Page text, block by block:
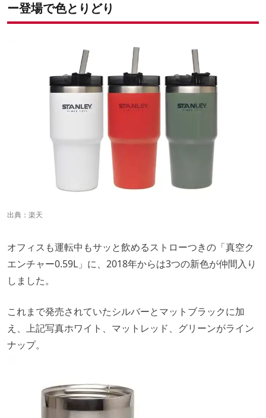
ー登場で色とりどり
出典： 楽天
オフィスも運転中もサッと飲めるストローつきの「真空ク
エンチャー0.59L」に、2018年からは3つの新色が仲間入り
しました。
これまで発売されていたシルバーとマットブラックに加
え、上記写真ホワイト、マットレッド、グリーンがライン
ナップ。